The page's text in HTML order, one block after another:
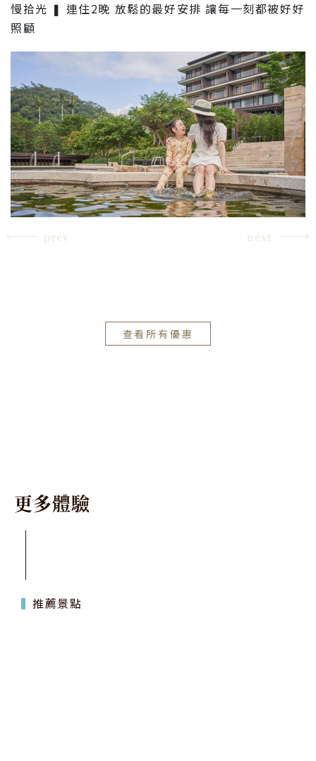
慢拾光 ❚ 連住2晚 放鬆的最好安排 讓每一刻都被好好
照顧
prev next
查看所有優惠
更多體驗
推薦景點